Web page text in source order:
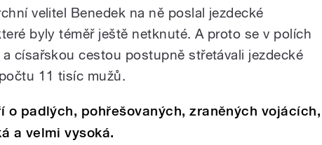
velitel Benedek na ně poslal jezdecké
byly téměř ještě netknuté. A proto se v polích
a císařskou cestou postupně střetávali jezdecké
11 tisíc mužů.
o padlých, pohřešovaných, zraněných vojácích,
a velmi vysoká.